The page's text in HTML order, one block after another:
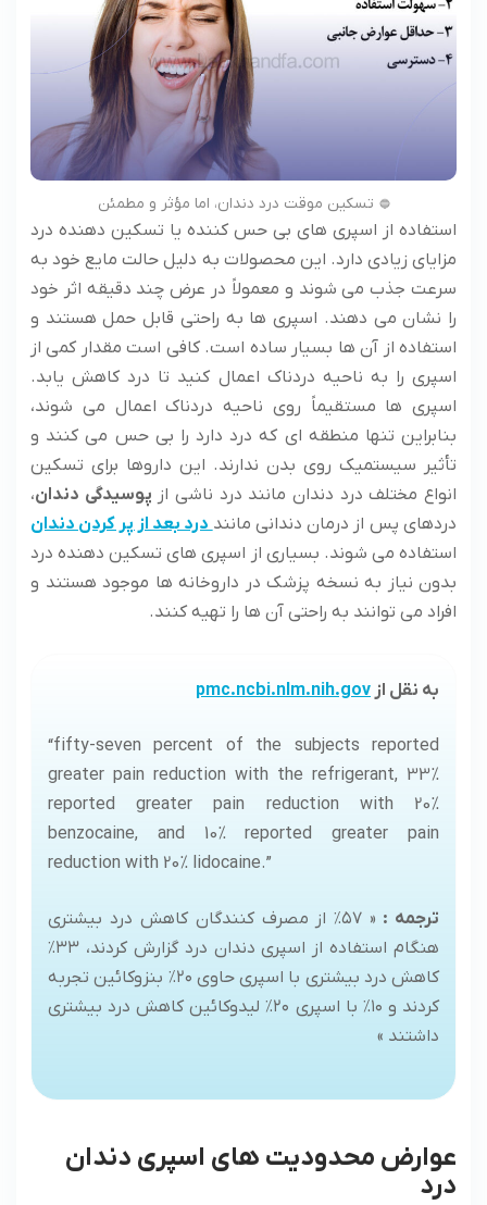
تسکین موقت درد دندان، اما مؤثر و مطمئن
استفاده از اسپری های بی حس کننده یا تسکین دهنده درد
مزایای زیادی دارد. این محصولات به دلیل حالت مایع خود به
سرعت جذب می شوند و معمولاً در عرض چند دقیقه اثر خود
را نشان می دهند. اسپری ها به راحتی قابل حمل هستند و
استفاده از آن ها بسیار ساده است. کافی است مقدار کمی از
اسپری را به ناحیه دردناک اعمال کنید تا درد کاهش یابد.
اسپری ها مستقیماً روی ناحیه دردناک اعمال می شوند،
بنابراین تنها منطقه ای که درد دارد را بی حس می کنند و
تأثیر سیستمیک روی بدن ندارند. این داروها برای تسکین
انواع مختلف درد دندان مانند درد ناشی از پوسیدگی دندان،
دردهای پس از درمان دندانی مانند درد بعد از پر کردن دندان
استفاده می شوند. بسیاری از اسپری های تسکین دهنده درد
بدون نیاز به نسخه پزشک در داروخانه ها موجود هستند و
افراد می توانند به راحتی آن ها را تهیه کنند.
به نقل از pmc.ncbi.nlm.nih.gov
“fifty-seven percent of the subjects reported
greater pain reduction with the refrigerant, 33%
reported greater pain reduction with 20%
benzocaine, and 10% reported greater pain
reduction with 20% lidocaine.”
ترجمه :
« ۵۷٪ از مصرف کنندگان کاهش درد بیشتری
هنگام استفاده از اسپری دندان درد گزارش کردند، ۳۳٪
کاهش درد بیشتری با اسپری حاوی ۲۰٪ بنزوکائین تجربه
کردند و ۱۰٪ با اسپری ۲۰٪ لیدوکائین کاهش درد بیشتری
داشتند »
عوارض محدودیت های اسپری دندان
درد